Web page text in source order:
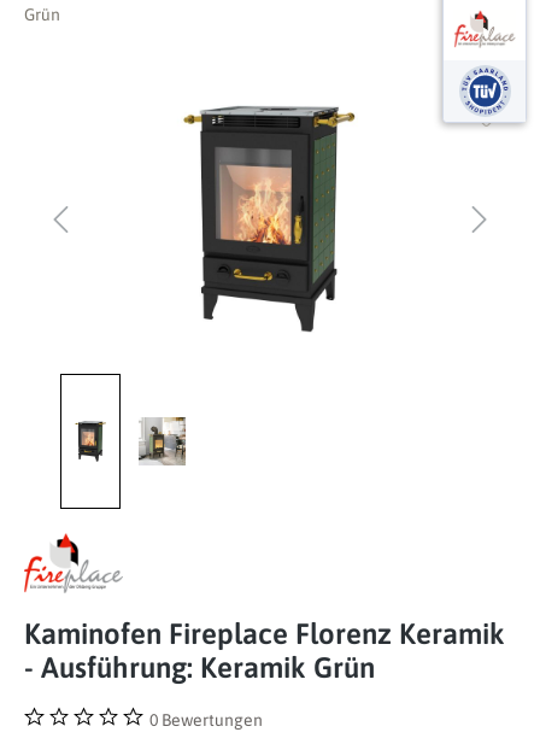
Grün
Kaminofen Fireplace Florenz Keramik
- Ausführung: Keramik Grün
0 Bewertungen